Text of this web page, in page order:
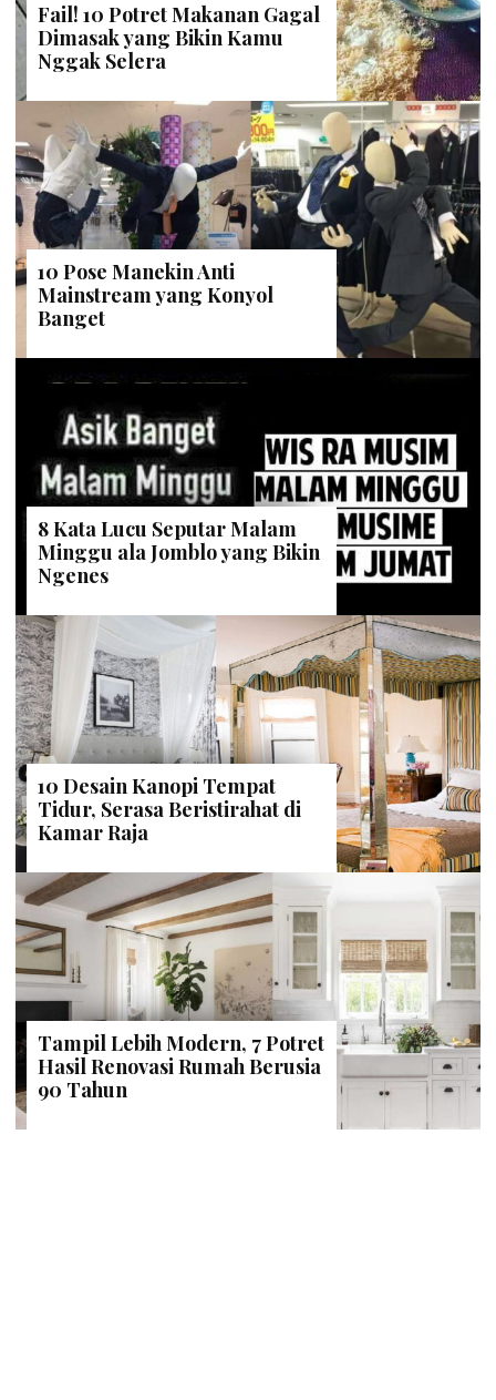
Fail! 10 Potret Makanan Gagal
Dimasak yang Bikin Kamu
Nggak Selera
10 Pose Manekin Anti
Mainstream yang Konyol
Banget
8 Kata Lucu Seputar Malam
Minggu ala Jomblo yang Bikin
Ngenes
10 Desain Kanopi Tempat
Tidur, Serasa Beristirahat di
Kamar Raja
Tampil Lebih Modern, 7 Potret
Hasil Renovasi Rumah Berusia
90 Tahun